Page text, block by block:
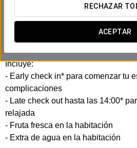
RECHAZAR
ACEPTAR
En el Exe Parc del Vallés, hemos
confort pensando en tu eficiencia y
sin complicaciones.
Incluye:
- Early check in* para comenzar tu
complicaciones
- Late check out hasta las 14:00*
relajada
- Fruta fresca en la habitación
- Extra de agua en la habitación